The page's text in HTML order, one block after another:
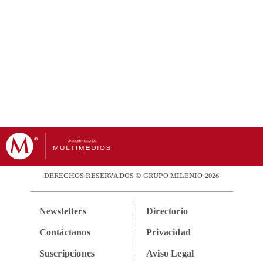
DERECHOS RESERVADOS © GRUPO MILENIO 2026
Newsletters
Contáctanos
Suscripciones
Directorio
Privacidad
Aviso Legal